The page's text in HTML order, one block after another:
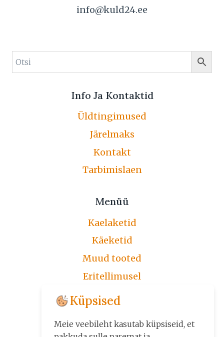
info@kuld24.ee
Info Ja Kontaktid
Üldtingimused
Järelmaks
Kontakt
Tarbimislaen
Menüü
Kaelaketid
Käeketid
Muud tooted
Eritellimusel
Järelmaks
Üldtingimused
Kontakt
Küpsised
Meie veebileht kasutab küpsiseid, et